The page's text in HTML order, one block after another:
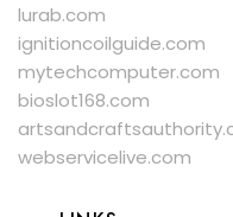
lurab.com
ignitioncoilguide.com
mytechcomputer.com
bioslot168.com
webservicelive.com